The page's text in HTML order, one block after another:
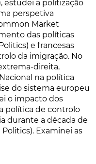
estudei a politização
perspetiva
Market
das políticas
e francesas
da imigração. No
direita,
na política
do sistema europeu
o impacto dos
política de controlo
durante a década de
Examinei as